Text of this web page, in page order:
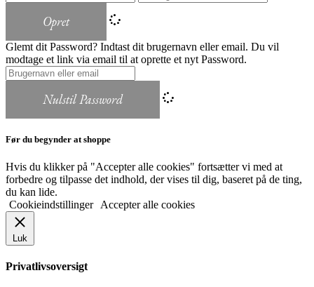
Opret
Glemt dit Password? Indtast dit brugernavn eller email. Du vil
modtage et link via email til at oprette et nyt Password.
Nulstil Password
Før du begynder at shoppe
Hvis du klikker på "Accepter alle cookies" fortsætter vi med at
forbedre og tilpasse det indhold, der vises til dig, baseret på de ting,
du kan lide.
Cookieindstillinger
Accepter alle cookies
Luk
Privatlivsoversigt